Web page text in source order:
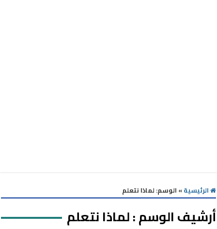
الرئيسية» الوسم: لماذا نتعلم
أرشيف الوسم :لماذا نتعلم